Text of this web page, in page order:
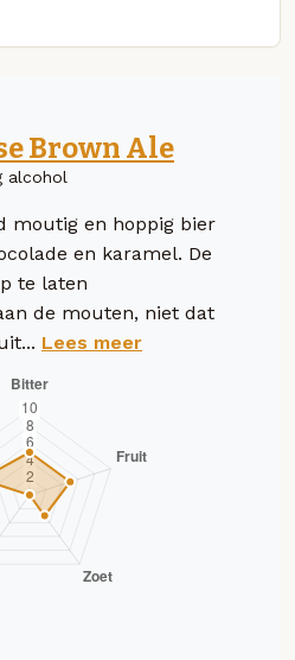
Brown Ale
alcohol
moutig en hoppig bier
en karamel. De
te laten
de mouten, niet dat
Lees meer